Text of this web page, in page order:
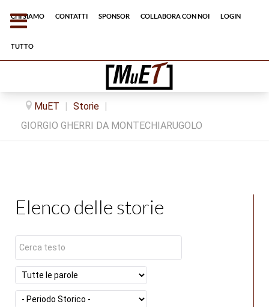
Chi siamo Contatti Sponsor Collabora con noi Login
tutto
MuET | Storie |
GIORGIO GHERRI DA MONTECHIARUGOLO
Elenco delle storie